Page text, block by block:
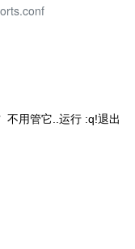
不用管它..运行 :q!退出